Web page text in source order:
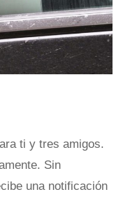
ti y tres amigos.
Sin
una notificación